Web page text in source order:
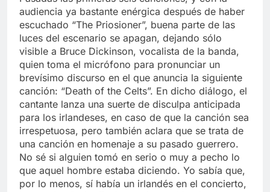
audiencia ya bastante enérgica después de haber
escuchado “The Priosioner”, buena parte de las
luces del escenario se apagan, dejando sólo
visible a Bruce Dickinson, vocalista de la banda,
quien toma el micrófono para pronunciar un
brevísimo discurso en el que anuncia la siguiente
canción: “Death of the Celts”. En dicho diálogo, el
cantante lanza una suerte de disculpa anticipada
para los irlandeses, en caso de que la canción sea
irrespetuosa, pero también aclara que se trata de
una canción en homenaje a su pasado guerrero.
No sé si alguien tomó en serio o muy a pecho lo
que aquel hombre estaba diciendo. Yo sabía que,
por lo menos, sí había un irlandés en el concierto,